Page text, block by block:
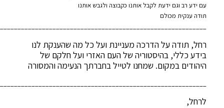
עם ידע רב וגם ידעת לקבל אותנו כקבוצה ולגבש אותנו
תודה ענקית מכולם
רחל, תודה על הדרכה מעניינת ועל כל מה שהענקת לנו
בידע כללי, בהיסטוריה של העם האזרי ועל חלקם של
היהודים במקום. שמחנו לטייל בחברתך הנעימה והמסורה
לרחל,